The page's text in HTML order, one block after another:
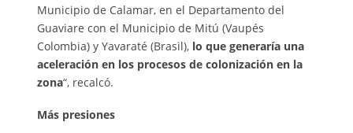
Municipio de Calamar, en el Departamento del
Guaviare con el Municipio de Mitú (Vaupés
Colombia) y Yavaraté (Brasil),lo que generaría una
aceleración en los procesos de colonización en la
zona“, recalcó.
Más presiones